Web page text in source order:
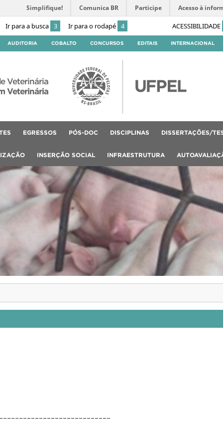
Ir para a busca 3 Ir para o rodapé 4 ACESSIBILIDADE
Simplifique! Comunica BR Participe Acesso à
AUDITORIA COBALTO CONCURSOS EDITAIS INTERNACIONAL
Veterinária
Veterinária
EGRESSOS PÓS-DOC DISCIPLINAS DISSERTAÇÕES/
INSERÇÃO SOCIAL INFRAESTRUTURA